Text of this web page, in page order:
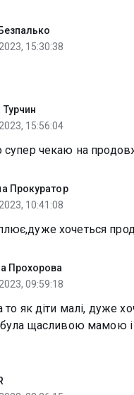
15:30:38
Турчин
15:56:04
супер чекаю на
Прокуратор
10:41:08
хочеться
Прохорова
09:59:18
то як діти малі, дуже
була щасливою мамою